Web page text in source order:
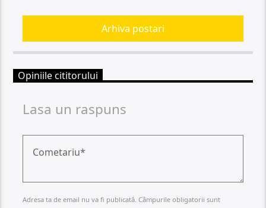
Arhiva postari
Opiniile cititorului
Lasa un raspuns
Adresa ta de email nu va fi publicată. Câmpurile obligatorii sunt